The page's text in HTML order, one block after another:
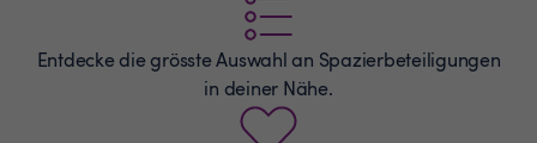
Entdecke die grösste Auswahl an Spazierbeteiligungen
in deiner Nähe.